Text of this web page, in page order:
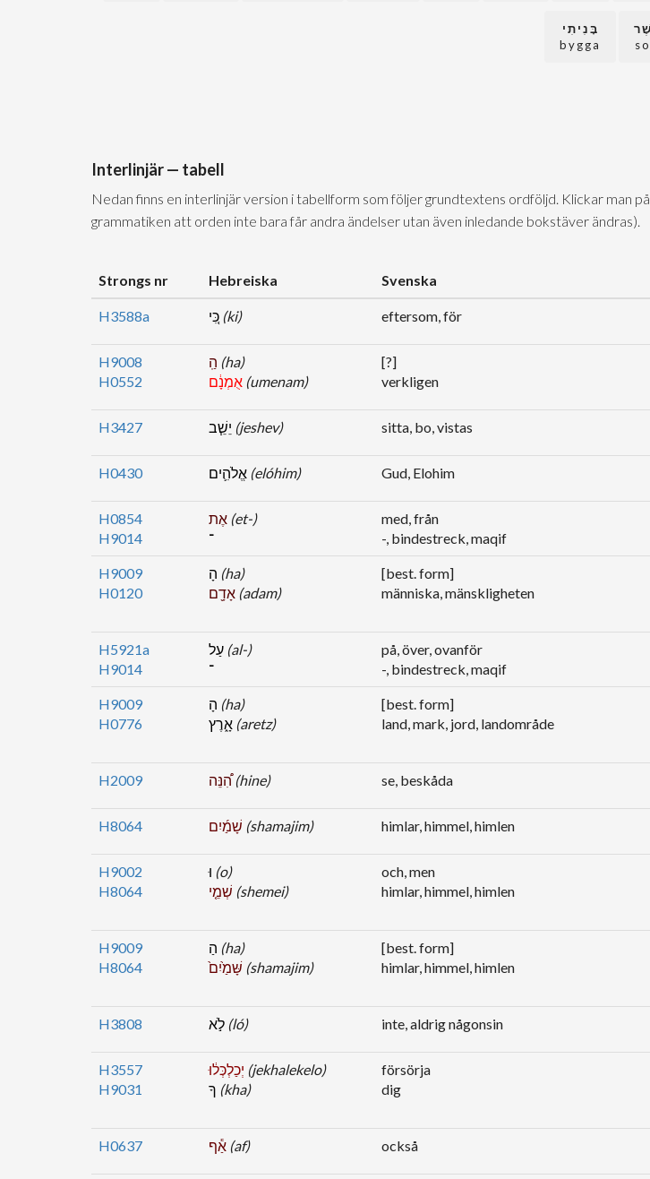
בָּנִיתִי
bygga
Interlinjär — tabell
Nedan finns en interlinjär version i tabellform som följer grundtextens ordföljd. Klickar man
grammatiken att orden inte bara får andra ändelser utan även inledande bokstäver ändras).
Strongs nr Hebreiska Svenska
H3588a (ki) eftersom, för
H9008
H0552
(ha)
(umenam)
[?]
verkligen
H3427 (jeshev) sitta, bo, vistas
H0430 (elóhim) Gud, Elohim
H0854
H9014
(et-)
־
med, från
-, bindestreck, maqif
H9009
H0120
(ha)
(adam)
[best. form]
människa, mänskligheten
H5921a
H9014
(al-)
־
på, över, ovanför
-, bindestreck, maqif
H9009
H0776
(ha)
(aretz)
[best. form]
land, mark, jord, landområde
H2009 הִ֠נֵּה(hine) se, beskåda
H8064 (shamajim) himlar, himmel, himlen
H9002
H8064
(o)
(shemei)
och, men
himlar, himmel, himlen
H9009
H8064
(ha)
(shamajim)
[best. form]
himlar, himmel, himlen
H3808 (ló) inte, aldrig någonsin
H3557
H9031
(jekhalekelo)
(kha)
försörja
dig
H0637 (af) också